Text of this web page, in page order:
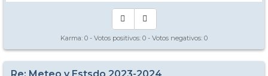
Karma: 0 - Votos positivos: 0 - Votos negativos: 0